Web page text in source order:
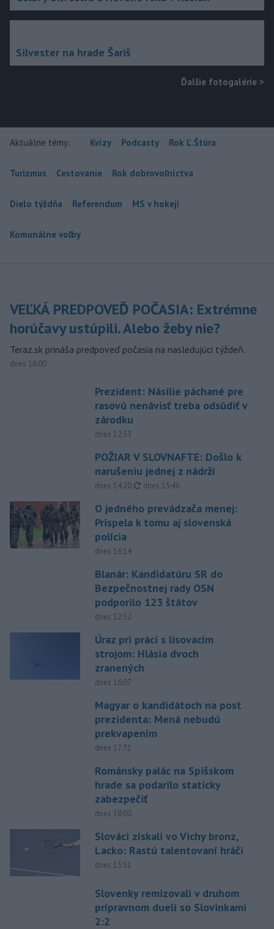
Silvester na hrade Šariš
Ďalšie fotogalérie >
Aktuálne témy: Kvízy Podcasty Rok Ľ.Štúra
Turizmus Cestovanie Rok dobrovoľníctva
Dielo týždňa Referendum MS v hokeji
Komunálne voľby
VEĽKÁ PREDPOVEĎ POČASIA: Extrémne
horúčavy ustúpili. Alebo žeby nie?
Teraz.sk prináša predpoveď počasia na nasledujúci týždeň.
dnes 16:00
Prezident: Násilie páchané pre
rasovú nenávisť treba odsúdiť v
zárodku
dnes 12:33
POŽIAR V SLOVNAFTE: Došlo k
narušeniu jednej z nádrží
dnes 14:20, aktualizované
dnes 15:46
O jedného prevádzača menej:
Prispela k tomu aj slovenská
polícia
dnes 16:14
Blanár: Kandidatúru SR do
Bezpečnostnej rady OSN
podporilo 123 štátov
dnes 12:52
Úraz pri práci s lisovacím
strojom: Hlásia dvoch
zranených
dnes 16:07
Magyar o kandidátoch na post
prezidenta: Mená nebudú
prekvapením
dnes 17:31
Románsky palác na Spišskom
hrade sa podarilo staticky
zabezpečiť
dnes 18:00
Slováci získali vo Vichy bronz,
Lacko: Rastú talentovaní hráči
dnes 15:51
Slovenky remizovali v druhom
prípravnom dueli so Slovinkami
2:2